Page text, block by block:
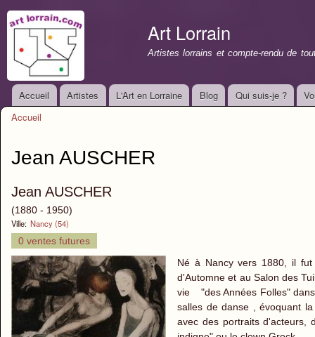
Art Lorrain
Artistes lorrains et compte-rendu de
Menu principal
Accueil Artistes L'Art en Lorraine Blog Qui suis-je ?
Accueil
Jean AUSCHER
Jean AUSCHER
(1880 - 1950)
Ville: Nancy (54)
0 ventes futures
Né à Nancy vers 1880, il
d'Automne et au Salon des
vie "des Années Folles" dans
salles de danse , évoquant
avec des portraits d'acteurs,